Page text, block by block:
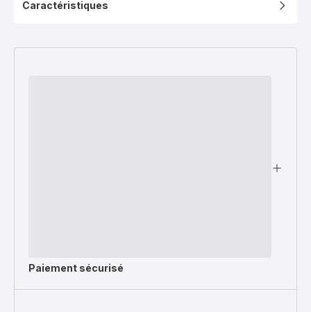
Caractéristiques
Paiement sécurisé